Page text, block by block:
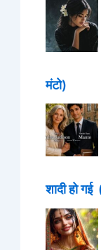
मंटो)
शादी हो